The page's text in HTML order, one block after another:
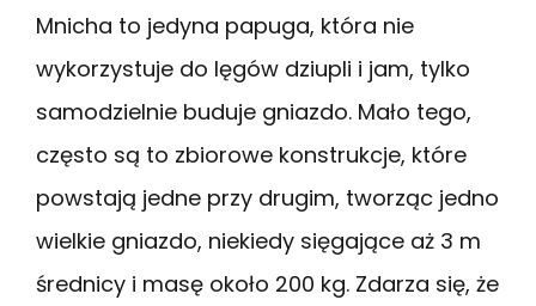
Mnicha to jedyna papuga, która nie
wykorzystuje do lęgów dziupli i jam, tylko
samodzielnie buduje gniazdo. Mało tego,
często są to zbiorowe konstrukcje, które
powstają jedne przy drugim, tworząc jedno
wielkie gniazdo, niekiedy sięgające aż 3 m
średnicy i masę około 200 kg. Zdarza się, że